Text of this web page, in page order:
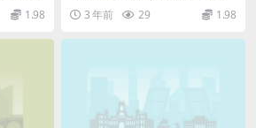
1.98 3 年前 29 1.98